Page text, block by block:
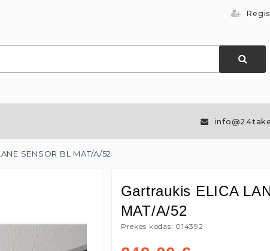
SENSOR BL MAT/A/52
Gartraukis ELICA
MAT/A/52
Prekės kodas: 014392